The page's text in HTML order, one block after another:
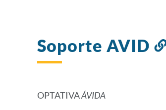
Soporte AVID
OPTATIVAÁVIDA